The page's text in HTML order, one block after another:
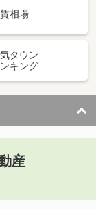
相場
タウン
キング
産